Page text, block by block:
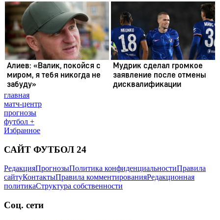
главная
матч-центр
прогнозы
футбол +
Избранное
САЙТ ФУТБОЛ 24
РедакцияПрогнозыПолитика конфиденциальностиПравила
сайтуКонтактыПравила комментированияРедакционная
политикаСтруктура собственности
Соц. сети